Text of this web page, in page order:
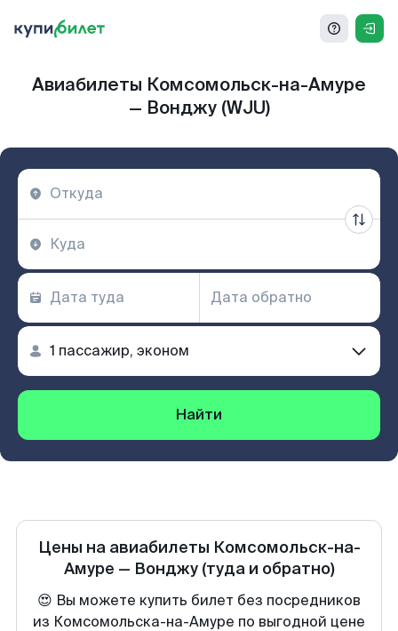
Авиабилеты Комсомольск-на-Амуре
— Вонджу (WJU)
Найти
Цены на авиабилеты Комсомольск-на-
Амуре — Вонджу (туда и обратно)
😍 Вы можете купить билет без посредников
из Комсомольска-на-Амуре по выгодной цене